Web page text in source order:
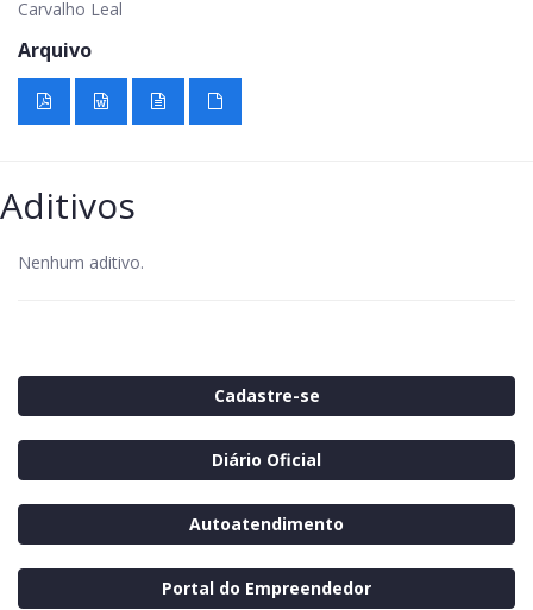
Carvalho Leal
Arquivo
Aditivos
Nenhum aditivo.
Cadastre-se
Diário Oficial
Autoatendimento
Portal do Empreendedor